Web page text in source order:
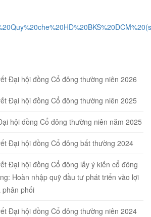
Đại hội đồng Cổ đông thường niên 2026
Đại hội đồng Cổ đông thường niên 2025
hội đồng Cổ đông thường niên năm 2025
Đại hội đồng Cổ đông bất thường 2024
Đại hội đồng Cổ đông lấy ý kiến cổ đông
Hoàn nhập quỹ đầu tư phát triển vào lợi
phân phối
Đại hội đồng Cổ đông thường niên 2024